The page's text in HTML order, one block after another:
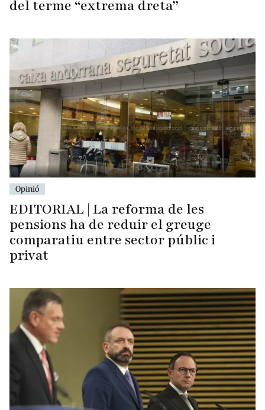
del terme “extrema dreta”
Opinió
EDITORIAL | La reforma de les
pensions ha de reduir el greuge
comparatiu entre sector públic i
privat